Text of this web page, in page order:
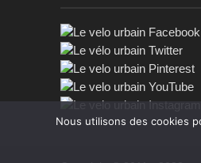
Nous utilisons des cookies